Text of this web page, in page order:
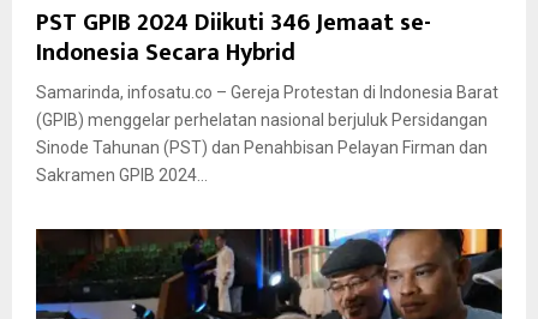
PST GPIB 2024 Diikuti 346 Jemaat se-
Indonesia Secara Hybrid
Samarinda, infosatu.co – Gereja Protestan di Indonesia Barat
(GPIB) menggelar perhelatan nasional berjuluk Persidangan
Sinode Tahunan (PST) dan Penahbisan Pelayan Firman dan
Sakramen GPIB 2024...